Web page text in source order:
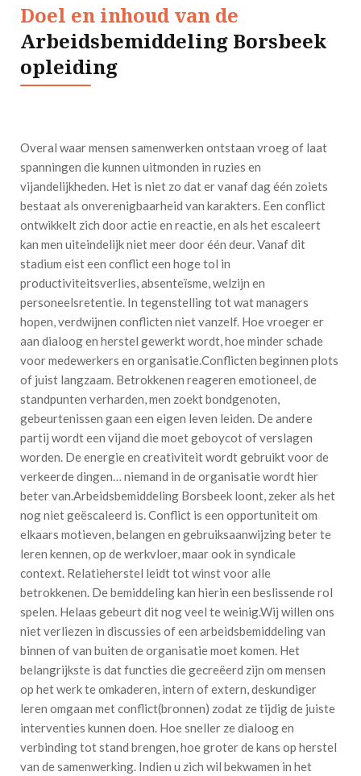
Doel en inhoud van de
Arbeidsbemiddeling Borsbeek
opleiding
Overal waar mensen samenwerken ontstaan vroeg of laat
spanningen die kunnen uitmonden in ruzies en
vijandelijkheden. Het is niet zo dat er vanaf dag één zoiets
bestaat als onverenigbaarheid van karakters. Een conflict
ontwikkelt zich door actie en reactie, en als het escaleert
kan men uiteindelijk niet meer door één deur. Vanaf dit
stadium eist een conflict een hoge tol in
productiviteitsverlies, absenteïsme, welzijn en
personeelsretentie. In tegenstelling tot wat managers
hopen, verdwijnen conflicten niet vanzelf. Hoe vroeger er
aan dialoog en herstel gewerkt wordt, hoe minder schade
voor medewerkers en organisatie.Conflicten beginnen plots
of juist langzaam. Betrokkenen reageren emotioneel, de
standpunten verharden, men zoekt bondgenoten,
gebeurtenissen gaan een eigen leven leiden. De andere
partij wordt een vijand die moet geboycot of verslagen
worden. De energie en creativiteit wordt gebruikt voor de
verkeerde dingen… niemand in de organisatie wordt hier
beter van.Arbeidsbemiddeling Borsbeek loont, zeker als het
nog niet geëscaleerd is. Conflict is een opportuniteit om
elkaars motieven, belangen en gebruiksaanwijzing beter te
leren kennen, op de werkvloer, maar ook in syndicale
context. Relatieherstel leidt tot winst voor alle
betrokkenen. De bemiddeling kan hierin een beslissende rol
spelen. Helaas gebeurt dit nog veel te weinig.Wij willen ons
niet verliezen in discussies of een arbeidsbemiddeling van
binnen of van buiten de organisatie moet komen. Het
belangrijkste is dat functies die gecreëerd zijn om mensen
op het werk te omkaderen, intern of extern, deskundiger
leren omgaan met conflict(bronnen) zodat ze tijdig de juiste
interventies kunnen doen. Hoe sneller ze dialoog en
verbinding tot stand brengen, hoe groter de kans op herstel
van de samenwerking. Indien u zich wil bekwamen in het